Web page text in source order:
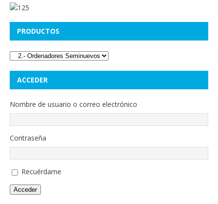
PRODUCTOS
ACCEDER
Nombre de usuario o correo electrónico
Contraseña
Recuérdame
Acceder